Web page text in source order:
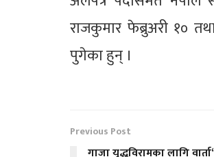
राजकुमार फेब्रुअरी १०
पुगेका हुन् ।
Previous Post
गाजा युद्धविरामका लागि